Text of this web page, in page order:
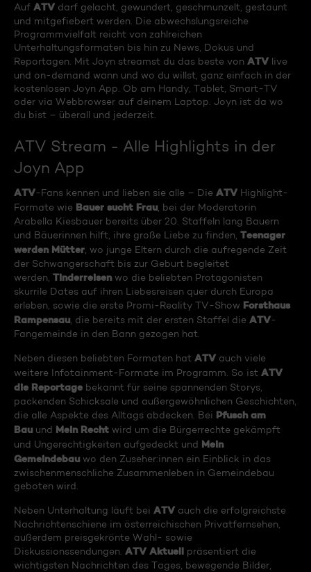
Auf ATV darf gelacht, gewundert, geschmunzelt, gestaunt
und mitgefiebert werden. Die abwechslungsreiche
Programmvielfalt reicht von zahlreichen
Unterhaltungsformaten bis hin zu News, Dokus und
Reportagen. Mit Joyn streamst du das beste von ATV live
und on-demand wann und wo du willst, ganz einfach in der
kostenlosen Joyn App. Ob am Handy, Tablet, Smart-TV
oder via Webbrowser auf deinem Laptop. Joyn ist da wo
du bist – überall und jederzeit.
ATV Stream - Alle Highlights in der
Joyn App
ATV-Fans kennen und lieben sie alle – Die ATV Highlight-
Formate wie Bauer sucht Frau , bei der Moderatorin
Arabella Kiesbauer bereits über 20. Staffeln lang Bauern
und Bäuerinnen hilft, ihre große Liebe zu finden, Teenager
werden Mütter , wo junge Eltern durch die aufregende Zeit
der Schwangerschaft bis zur Geburt begleitet
werden, Tinderreisenwo die beliebten Protagonisten
skurrile Dates auf ihren Liebesreisen quer durch Europa
erleben, sowie die erste Promi-Reality TV-Show Forsthaus
Rampensau , die bereits mit der ersten Staffel die ATV-
Fangemeinde in den Bann gezogen hat.
Neben diesen beliebten Formaten hat ATV auch viele
weitere Infotainment-Formate im Programm. So ist ATV
die Reportage bekannt für seine spannenden Storys,
packenden Schicksale und außergewöhnlichen Geschichten,
die alle Aspekte des Alltags abdecken. Bei Pfusch am
Bau und Mein Recht wird um die Bürgerrechte gekämpft
und Ungerechtigkeiten aufgedeckt und Mein
Gemeindebau wo den Zuseher:innen ein Einblick in das
zwischenmenschliche Zusammenleben in Gemeindebau
geboten wird.
Neben Unterhaltung läuft bei ATV auch die erfolgreichste
Nachrichtenschiene im österreichischen Privatfernsehen,
außerdem preisgekrönte Wahl- sowie
Diskussionssendungen. ATV Aktuell präsentiert die
wichtigsten Nachrichten des Tages, bewegende Bilder,